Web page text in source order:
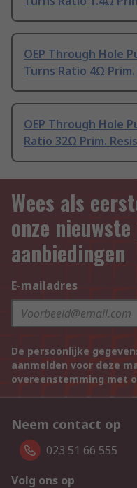
OEP Through Hole
Turns Ratio 4Ω
OEP Through Hole
Ratio 32Ω Prim.
Wees als
onze
aanbiedingen
E-mailadres
De persoonlijke
aanmelden voor deze
overeenstemming met
Neem contact op
023 51 66 555
Volg ons op